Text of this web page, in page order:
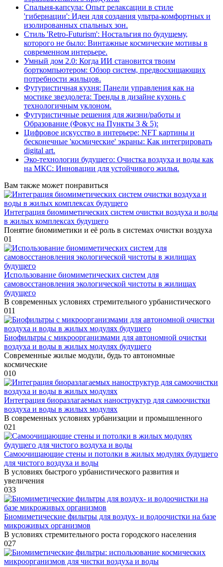
Спальня-капсула: Опыт релаксации в стиле
'гибернации': Идеи для создания ультра-комфортных и
изолированных спальных зон.
Стиль 'Retro-Futurism': Ностальгия по будущему,
которого не было: Винтажные космические мотивы в
современном интерьере.
Умный дом 2.0: Когда ИИ становится твоим
борткомпьютером: Обзор систем, предвосхищающих
потребности жильцов.
Футуристичная кухня: Панели управления как на
мостике звездолета: Тренды в дизайне кухонь с
технологичным уклоном.
Футуристичные решения для жизни/работы и
Образование (Фокус на Пункты 3 & 5):
Цифровое искусство в интерьере: NFT картины и
бесконечные 'космические' экраны: Как интегрировать
digital art.
Эко-технологии будущего: Очистка воздуха и воды как
на МКС: Инновации для устойчивого жилья.
Вам также может понравиться
Интеграция биомиметических систем очистки воздуха и воды
в жилых комплексах будущего
Понятие биомиметики и её роль в системах очистки воздуха
01
Использование биомиметических систем для
самовосстановления экологической чистоты в жилищах
будущего
В современных условиях стремительного урбанистического
011
Биофильтры с микроорганизмами для автономной очистки
воздуха и воды в жилых модулях будущего
Современные жилые модули, будь то автономные
космические
010
Интеграция биоразлагаемых наноструктур для самоочистки
воздуха и воды в жилых модулях
В современных условиях урбанизации и промышленного
021
Самоочищающие стены и потолки в жилых модулях будущего
для чистого воздуха и воды
В условиях быстрого урбанистического развития и
увеличения
033
Биомиметические фильтры для воздух- и водоочистки на базе
микроживых организмов
В условиях стремительного роста городского населения
027